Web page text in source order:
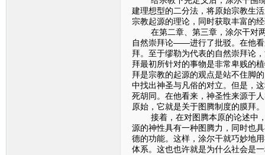
建理想型的二分法，将原始宗教生
宗教起源的理论，同时获取丰富的
在第二章、第三章，涂尔干对两
自然崇拜论——进行了批驳。在他看
拜。至于缪勒为代表的自然崇拜论
拜最初所针对的事物是非常卑贱的
拜是宗教的起源的观点是站不住脚
中找出神圣与凡俗的对立。但是，
死胡同。在他看来，神圣性来源于
原始，它就是关于图腾制度的膜拜。
接着，在对图腾本原的论述中，
源的神性具有一种图腾力，同时也
德的功能。这样，涂尔干就巧妙地
体系。这也也许就是为什么社会是